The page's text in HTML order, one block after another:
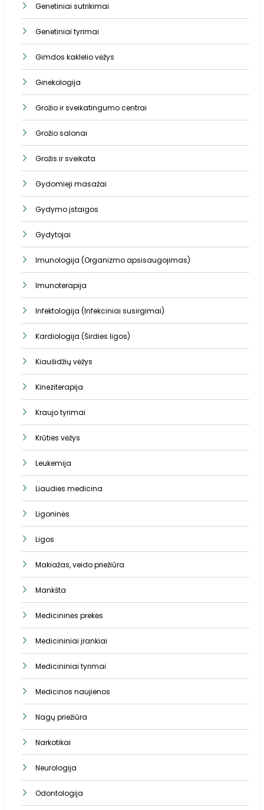
Genetiniai sutrikimai
Genetiniai tyrimai
Gimdos kaklelio vėžys
Ginekologija
Grožio ir sveikatingumo centrai
Grožio salonai
Grožis ir sveikata
Gydomieji masažai
Gydymo įstaigos
Gydytojai
Imunologija (Organizmo apsisaugojimas)
Imunoterapija
Infektologija (Infekciniai susirgimai)
Kardiologija (Širdies ligos)
Kiaušidžių vėžys
Kineziterapija
Kraujo tyrimai
Krūties vėžys
Leukemija
Liaudies medicina
Ligoninės
Ligos
Makiažas, veido priežiūra
Mankšta
Medicininės prekės
Medicininiai įrankiai
Medicininiai tyrimai
Medicinos naujienos
Nagų priežiūra
Narkotikai
Neurologija
Odontologija